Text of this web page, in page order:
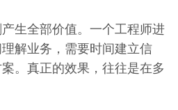
生全部价值。一个工程师进
解业务，需要时间建立信
。真正的效果，往往是在多